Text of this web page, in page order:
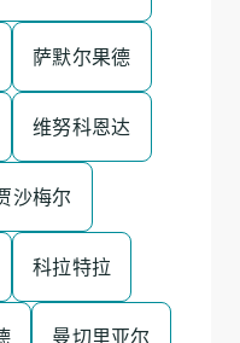
萨默尔果德
维努科恩达
沙梅尔
科拉特拉
曼切里亚尔